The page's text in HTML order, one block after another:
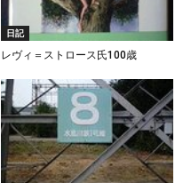
日記
レヴィ＝ストロース氏100歳